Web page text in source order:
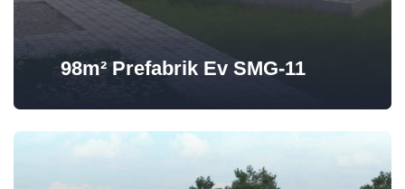
98m² Prefabrik Ev SMG-11